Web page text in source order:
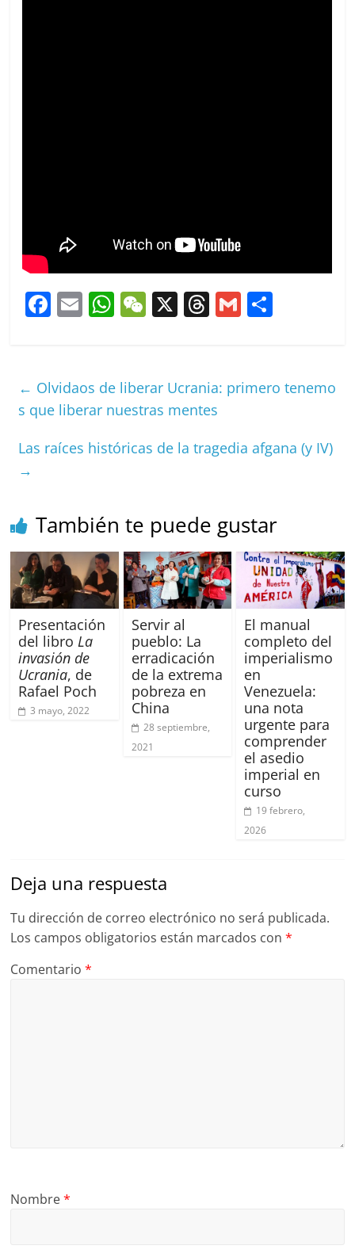
F
e
b
o
E
l
W
s
A
p
W
h
at
X T
a
d
G
l p
← Olvidaos de liberar Ucrania: primero tenemo
s que liberar nuestras mentes
Las raíces históricas de la tragedia afgana (y IV)
→
También te puede gustar
Presentación
del libroLa
invasión de
Ucrania, de
Rafael Poch
3 mayo, 2022
Servir al
pueblo: La
erradicación
de la extrema
pobreza en
China
28 septiembre,
2021
El manual
completo del
imperialismo
en
Venezuela:
una nota
urgente para
comprender
el asedio
imperial en
curso
19 febrero,
2026
Deja una respuesta
Tu dirección de correo electrónico no será publicada.
Los campos obligatorios están marcados con*
Comentario*
Nombre*